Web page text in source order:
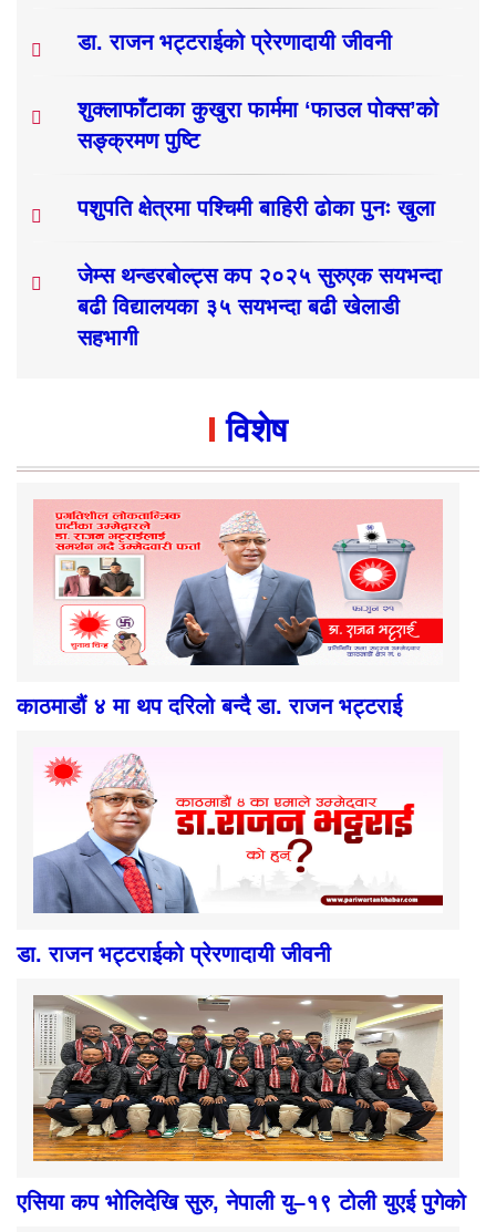
डा. राजन भट्टराईको प्रेरणादायी जीवनी
शुक्लाफाँटाका कुखुरा फार्ममा ‘फाउल पोक्स’को
सङ्क्रमण पुष्टि
पशुपति क्षेत्रमा पश्चिमी बाहिरी ढोका पुनः खुला
जेम्स थन्डरबोल्ट्स कप २०२५ सुरुएक सयभन्दा
बढी विद्यालयका ३५ सयभन्दा बढी खेलाडी
सहभागी
विशेष
काठमाडौं ४ मा थप दरिलो बन्दै डा. राजन भट्टराई
डा. राजन भट्टराईको प्रेरणादायी जीवनी
एसिया कप भोलिदेखि सुरु, नेपाली यु–१९ टोली युएई पुगेको